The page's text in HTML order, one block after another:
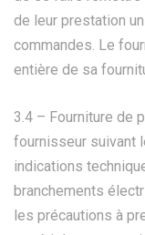
de leur prestation
commandes. Le
entière de sa
3.4 – Fourniture de
fournisseur suivant
indications
branchements
les précautions à